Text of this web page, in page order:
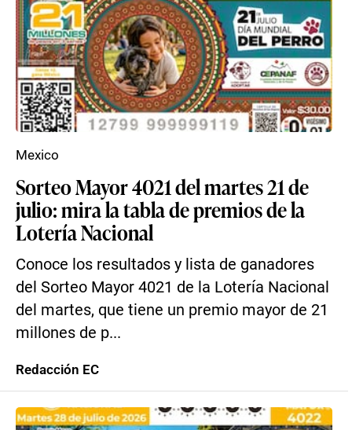
Sorteo Mayor 4021 del martes 21 de
julio: mira la tabla de premios de la
Lotería Nacional
Conoce los resultados y lista de ganadores
del Sorteo Mayor 4021 de la Lotería Nacional
del martes, que tiene un premio mayor de 21
millones de p...
Mexico
Redacción EC